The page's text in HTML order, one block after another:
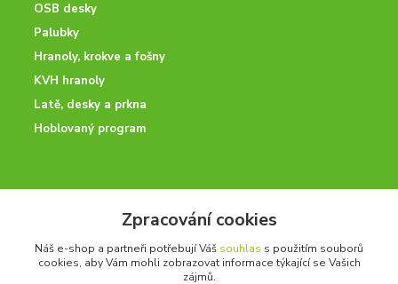
OSB desky
Palubky
Hranoly, krokve a fošny
KVH hranoly
Latě, desky a prkna
Hoblovaný program
Potřebujete poradit? Neváhejte nás kontaktovat.
+420 728 600 625
po - pá 7:00 - 15:00
Zpracování cookies
Náš e-shop a partneři potřebují Váš souhlas s použitím souborů
cookies, aby Vám mohli zobrazovat informace týkající se Vašich
zájmů.